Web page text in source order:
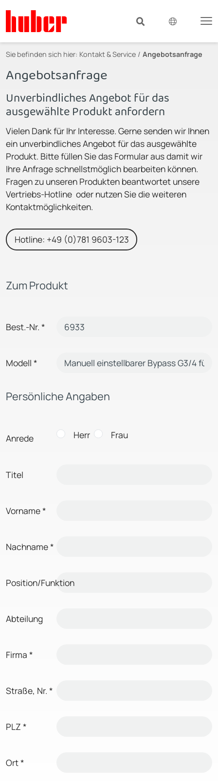
Sie befinden sich hier: Kontakt & Service Angebotsanfrage
Angebotsanfrage
Unverbindliches Angebot für das
ausgewählte Produkt anfordern
Vielen Dank für Ihr Interesse. Gerne senden wir Ihnen
ein unverbindliches Angebot für das ausgewählte
Produkt. Bitte füllen Sie das Formular aus damit wir
Ihre Anfrage schnellstmöglich bearbeiten können.
Fragen zu unseren Produkten beantwortet unsere
Vertriebs-Hotline oder nutzen Sie die weiteren
Kontaktmöglichkeiten.
Hotline: +49 (0)781 9603-123
Zum Produkt
Best.-Nr. *
Modell *
Persönliche Angaben
Anrede Herr Frau
Titel
Vorname*
Nachname*
Position/Funktion
Abteilung
Firma *
Straße, Nr. *
PLZ *
Ort*